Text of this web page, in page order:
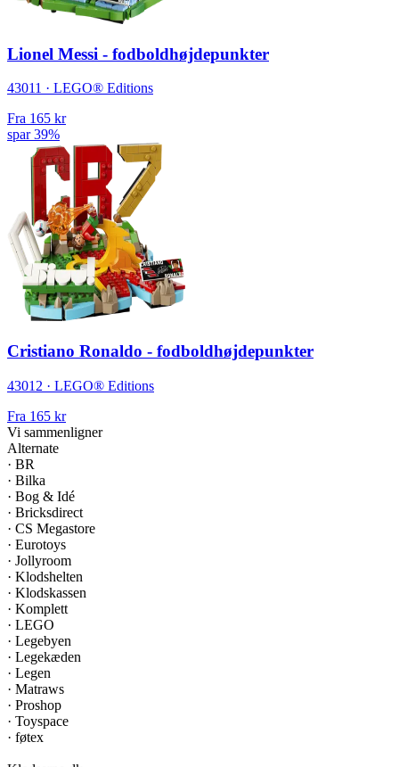
Lionel Messi - fodboldhøjdepunkter
43011 · LEGO® Editions
Fra 165 kr
spar 39%
Cristiano Ronaldo - fodboldhøjdepunkter
43012 · LEGO® Editions
Fra 165 kr
Vi sammenligner
Alternate
· BR
· Bilka
· Bog & Idé
· Bricksdirect
· CS Megastore
· Eurotoys
· Jollyroom
· Klodshelten
· Klodskassen
· Komplett
· LEGO
· Legebyen
· Legekæden
· Legen
· Matraws
· Proshop
· Toyspace
· føtex